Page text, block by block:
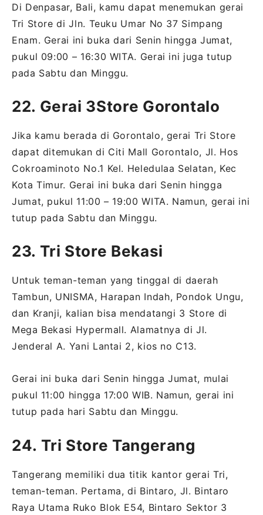
Di Denpasar, Bali, kamu dapat menemukan gerai
Tri Store di Jln. Teuku Umar No 37 Simpang
Enam. Gerai ini buka dari Senin hingga Jumat,
pukul 09:00 – 16:30 WITA. Gerai ini juga tutup
pada Sabtu dan Minggu.
22. Gerai 3Store Gorontalo
Jika kamu berada di Gorontalo, gerai Tri Store
dapat ditemukan di Citi Mall Gorontalo, Jl. Hos
Cokroaminoto No.1 Kel. Heledulaa Selatan, Kec
Kota Timur. Gerai ini buka dari Senin hingga
Jumat, pukul 11:00 – 19:00 WITA. Namun, gerai ini
tutup pada Sabtu dan Minggu.
23. Tri Store Bekasi
Untuk teman-teman yang tinggal di daerah
Tambun, UNISMA, Harapan Indah, Pondok Ungu,
dan Kranji, kalian bisa mendatangi 3 Store di
Mega Bekasi Hypermall. Alamatnya di Jl.
Jenderal A. Yani Lantai 2, kios no C13.
Gerai ini buka dari Senin hingga Jumat, mulai
pukul 11:00 hingga 17:00 WIB. Namun, gerai ini
tutup pada hari Sabtu dan Minggu.
24. Tri Store Tangerang
Tangerang memiliki dua titik kantor gerai Tri,
teman-teman. Pertama, di Bintaro, Jl. Bintaro
Raya Utama Ruko Blok E54, Bintaro Sektor 3